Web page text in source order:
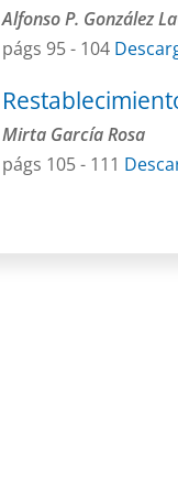
Alfonso P. González
págs 95 - 104
Mirta García Rosa
págs 105 - 111